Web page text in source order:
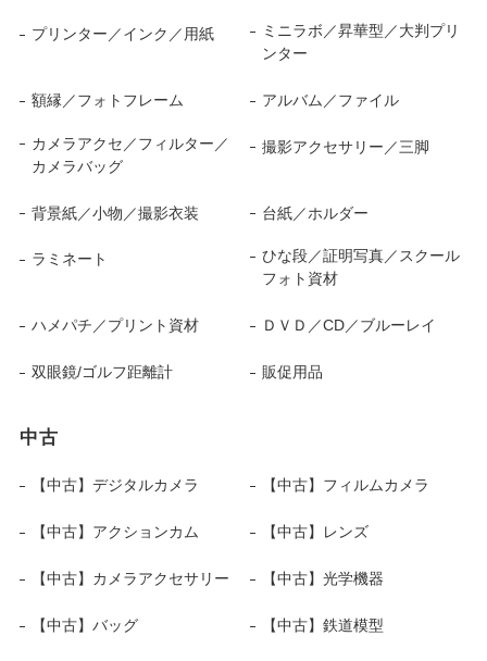
プリンター／インク／用紙
ミニラボ／昇華型／大判プリ
ンター
額縁／フォトフレーム アルバム／ファイル
カメラアクセ／フィルター／
カメラバッグ
撮影アクセサリー／三脚
背景紙／小物／撮影衣装 台紙／ホルダー
ラミネート
ひな段／証明写真／スクール
フォト資材
ハメパチ／プリント資材 ＤＶＤ／CD／ブルーレイ
双眼鏡/ゴルフ距離計 販促用品
中古
【中古】デジタルカメラ 【中古】フィルムカメラ
【中古】アクションカム 【中古】レンズ
【中古】カメラアクセサリー 【中古】光学機器
【中古】バッグ 【中古】鉄道模型